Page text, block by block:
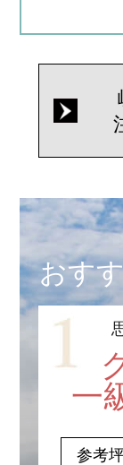
おす
一
参考